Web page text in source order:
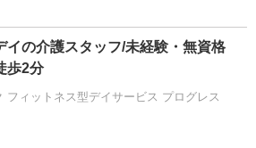
イの介護スタッフ/未経験・無資格
歩2分
フィットネス型デイサービス プログレス